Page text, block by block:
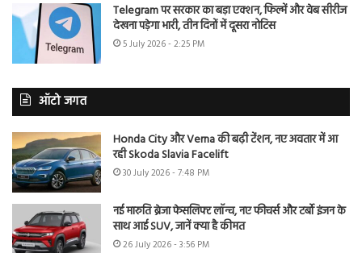
Telegram पर सरकार का बड़ा एक्शन, फिल्में और वेब सीरीज
देखना पड़ेगा भारी, तीन दिनों में दूसरा नोटिस
5 July 2026 - 2:25 PM
ऑटो जगत
Honda City और Verna की बढ़ी टेंशन, नए अवतार में आ
रही Skoda Slavia Facelift
30 July 2026 - 7:48 PM
नई मारुति ब्रेजा फेसलिफ्ट लॉन्च, नए फीचर्स और टर्बो इंजन के
साथ आई SUV, जानें क्या है कीमत
26 July 2026 - 3:56 PM